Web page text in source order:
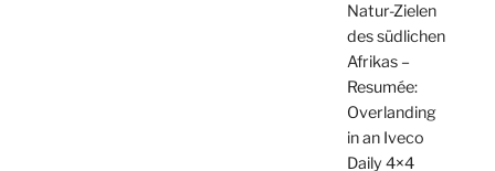
Natur-Zielen
des südlichen
Afrikas –
Resumée:
Overlanding
in an Iveco
Daily 4×4